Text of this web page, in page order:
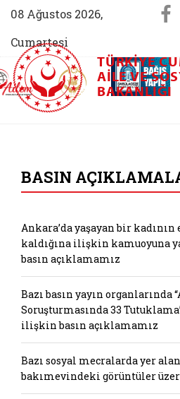
08 Ağustos 2026,
Cumartesi
Aile (yeni sekmede açılır)
AİLEM İletişim Merkezi (yeni
Aile ve Nüfus On Yılı
TÜRKIYE
AILE VE
BAKANLIĞI
BASIN
Ankara’da yaşayan bir
kaldığına ilişkin kamuoyuna
basın açıklamamız
Bazı basın yayın
Soruşturmasında 33
ilişkin basın açıklamamız
Bazı sosyal mecralarda yer
bakımevindeki görüntüler